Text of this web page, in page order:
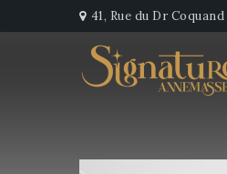
41, Rue du Dr